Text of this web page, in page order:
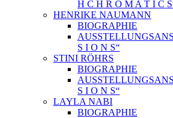
H C H R O M A T I C
HENRIKE NAUMANN
BIOGRAPHIE
S I O N S“
STINI RÖHRS
BIOGRAPHIE
S I O N S“
LAYLA NABI
BIOGRAPHIE